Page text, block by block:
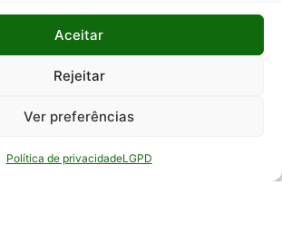
Aceitar
Rejeitar
Ver preferências
Política de privacidadeLGPD
Auditoria
Interna
Relatório
Informação
ao Cidadão